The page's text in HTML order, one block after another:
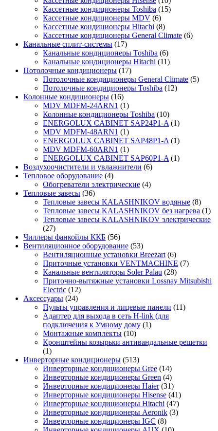
Кассетные кондиционеры Toshiba (15)
Кассетные кондиционеры MDV (6)
Кассетные кондиционеры Hitachi (8)
Кассетные кондиционеры General Climate (6)
Канальные сплит-системы (17)
Канальные кондиционеры Toshiba (6)
Канальные кондиционеры Hitachi (11)
Потолочные кондиционеры (17)
Потолочные кондиционеры General Climate (5)
Потолочные кондиционеры Toshiba (12)
Колонные кондиционеры (16)
MDV MDFM-24ARN1 (1)
Колонные кондиционеры Toshiba (10)
ENERGOLUX CABINET SAP24P1-A (1)
MDV MDFM-48ARN1 (1)
ENERGOLUX CABINET SAP48P1-A (1)
MDV MDFM-60ARN1 (1)
ENERGOLUX CABINET SAP60P1-A (1)
Воздухоочистители и увлажнители (6)
Тепловое оборудование (4)
Обогреватели электрические (4)
Тепловые завесы (36)
Тепловые завесы KALASHNIKOV водяные (8)
Тепловые завесы KALASHNIKOV без нагрева (1)
Тепловые завесы KALASHNIKOV электрические
(27)
Чиллеры фанкойлы ККБ (56)
Вентиляционное оборудование (53)
Вентиляционные установки Breezart (6)
Приточные установки VENTMACHINE (7)
Канальные вентиляторы Soler Palau (28)
Приточно-вытяжные установки Lossnay Mitsubishi
Electric (12)
Аксессуары (24)
Пульты управления и лицевые панели (11)
Адаптер для выхода в сеть H-link (для
подключения к Умному дому (1)
Монтажные комплекты (10)
Кронштейны козырьки антивандальные решетки
(1)
Инверторные кондиционеры (513)
Инверторные кондиционеры Gree (14)
Инверторные кондиционеры Green (4)
Инверторные кондиционеры Haier (31)
Инверторные кондиционеры Hisense (41)
Инверторные кондиционеры Hitachi (47)
Инверторные кондиционеры Aeronik (3)
Инверторные кондиционеры IGC (8)